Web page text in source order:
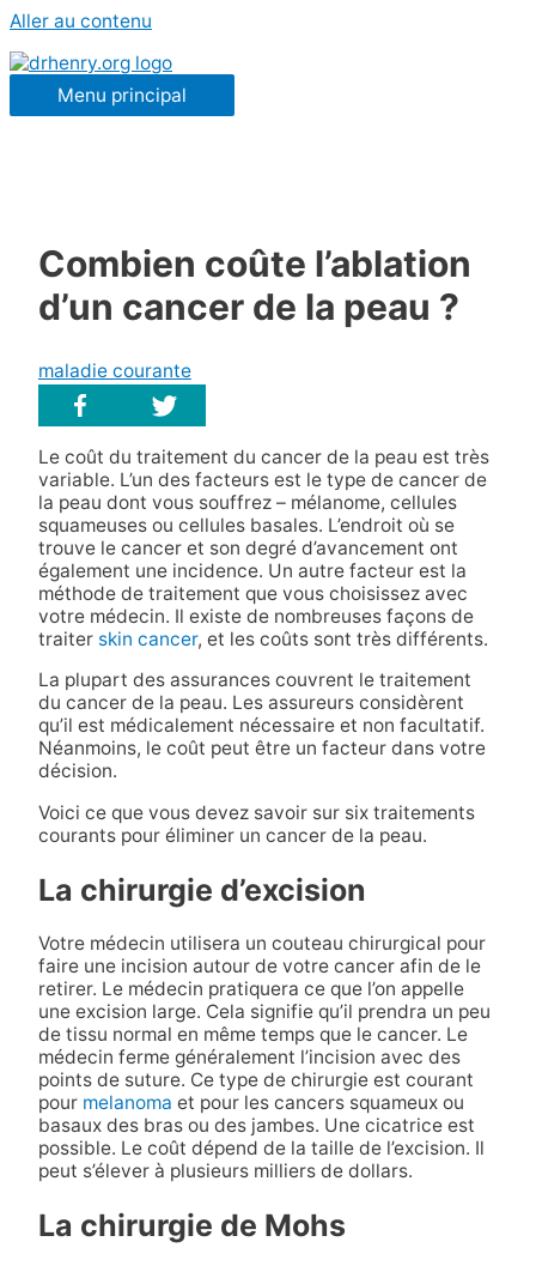
Aller au contenu
Menu principal
Combien coûte l’ablation
d’un cancer de la peau ?
maladie courante
Le coût du traitement du cancer de la peau est très
variable. L’un des facteurs est le type de cancer de
la peau dont vous souffrez – mélanome, cellules
squameuses ou cellules basales. L’endroit où se
trouve le cancer et son degré d’avancement ont
également une incidence. Un autre facteur est la
méthode de traitement que vous choisissez avec
votre médecin. Il existe de nombreuses façons de
traiter skin cancer, et les coûts sont très différents.
La plupart des assurances couvrent le traitement
du cancer de la peau. Les assureurs considèrent
qu’il est médicalement nécessaire et non facultatif.
Néanmoins, le coût peut être un facteur dans votre
décision.
Voici ce que vous devez savoir sur six traitements
courants pour éliminer un cancer de la peau.
La chirurgie d’excision
Votre médecin utilisera un couteau chirurgical pour
faire une incision autour de votre cancer afin de le
retirer. Le médecin pratiquera ce que l’on appelle
une excision large. Cela signifie qu’il prendra un peu
de tissu normal en même temps que le cancer. Le
médecin ferme généralement l’incision avec des
points de suture. Ce type de chirurgie est courant
pour melanoma et pour les cancers squameux ou
basaux des bras ou des jambes. Une cicatrice est
possible. Le coût dépend de la taille de l’excision. Il
peut s’élever à plusieurs milliers de dollars.
La chirurgie de Mohs